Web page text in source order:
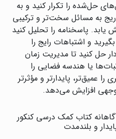
حل‌شده را تکرار کنید و به
به مسائل سخت‌تر و ترکیبی
یابد. پاسخنامه را تحلیل کنید
و اشتباهات رایج را
حل کنید تا مدیریت زمان
یا هندسه فضایی را
عمیق‌تر، پایدارتر و مؤثرتر
افزایش می‌دهد.
کتاب کمک درسی کنکور
و بلندمدت